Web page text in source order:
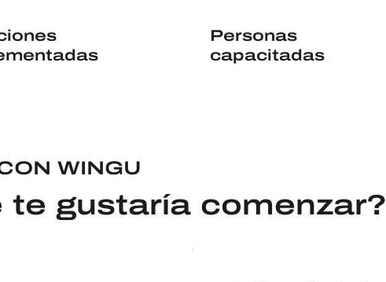
Personas
capacitadas
WINGU
te gustaría comenzar?